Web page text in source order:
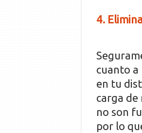
4.
cuanto a
en tu
carga de
no son
por lo